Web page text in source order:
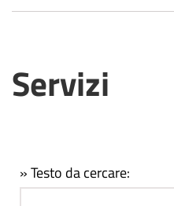
Servizi
» Testo da cercare: